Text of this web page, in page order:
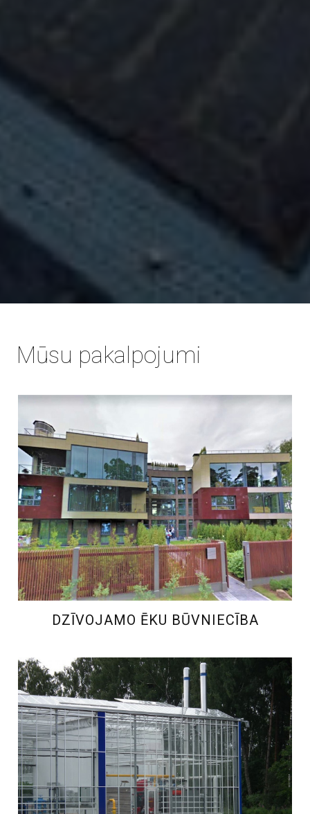
Spēcīgs būvniecības
partneris
UZZINĀT VAIRĀK
Mūsu pakalpojumi
DZĪVOJAMO ĒKU BŪVNIECĪBA
DZĪVOJAMO ĒKU BŪVNIECĪBA
INDUSTRIĀLĀ BŪVNIECĪBA